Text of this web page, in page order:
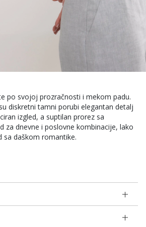
po svojoj prozračnosti i mekom padu.
diskretni tamni porubi elegantan detalj
izgled, a suptilan prorez sa
za dnevne i poslovne kombinacije, lako
sa daškom romantike.